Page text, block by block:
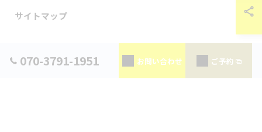
070-3791-1951 お問い合わせ ご予約
サイトマップ
© 2026 神奈川県横浜の出張買取なら出張買取アップラスト ALL RIGHTS
RESERVED.